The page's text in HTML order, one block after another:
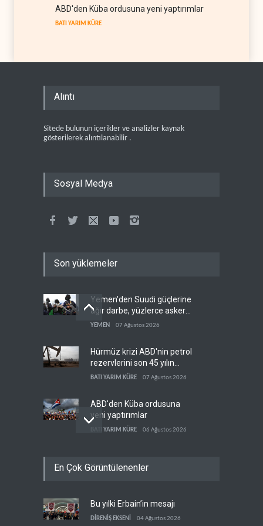
ABD'den Küba ordusuna yeni yaptırımlar
BATI YARIM KÜRE
Alıntı
Sitede bulunun içerikler ve analizler kaynak
gösterilerek alıntılanabilir .
Sosyal Medya
Son yüklemeler
Yemen'den Suudi güçlerine
ağır darbe, yüzlerce asker
öldü
YEMEN 07 Ağustos 2026
Hürmüz krizi ABD'nin petrol
rezervlerini son 45 yılın
dibine indirdi
BATI YARIM KÜRE 07 Ağustos 2026
ABD'den Küba ordusuna
yeni yaptırımlar
BATI YARIM KÜRE 06 Ağustos 2026
Hürmüz Boğazı için geçiş
Trump, mühimmat krizini
ifşa edenleri tehdit etti
En Çok Görüntülenenler
Bu yılki Erbain’in mesajı
DİRENİŞ EKSENİ 04 Ağustos 2026